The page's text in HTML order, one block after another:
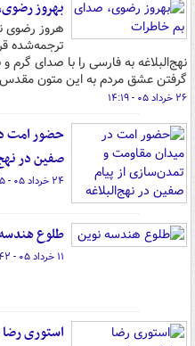
بهروز
هروز رضوی
ترجمه‌شده
نهج‌البلاغه به فارسی را با صدای
گرفتن عشق مردم به این متون
۲۶ خرداد ۰۵ - ۱۴:۱۹
حضور امت
صفین در
۲۴ خرداد ۰۵ - ۱۱:۲۵
طلوع
۱۱ خرداد ۰۵ - ۱۲:۴۲
استوری رضا